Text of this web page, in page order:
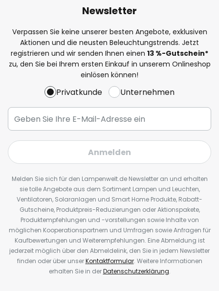
Newsletter
Verpassen Sie keine unserer besten Angebote, exklusiven
Aktionen und die neusten Beleuchtungstrends. Jetzt
registrieren und wir senden Ihnen einen 13 %-Gutschein*
zu, den Sie bei Ihrem ersten Einkauf in unserem Onlineshop
einlösen können!
Privatkunde Unternehmen
Anmelden
Melden Sie sich für den Lampenwelt.de Newsletter an und erhalten
sie tolle Angebote aus dem Sortiment Lampen und Leuchten,
Ventilatoren, Solaranlagen und Smart Home Produkte, Rabatt-
Gutscheine, Produktpreis-Reduzierungen oder Aktionspakete,
Produktempfehlungen und -vorstellungen sowie Inhalte von
möglichen Kooperationspartnern und Umfragen sowie Anfragen für
Kaufbewertungen und Weiterempfehlungen. Eine Abmeldung ist
jederzeit möglich über den Abmeldelink, den Sie in jedem Newsletter
finden oder über unserKontaktformular. Weitere Informationen
erhalten Sie in derDatenschutzerklärung.